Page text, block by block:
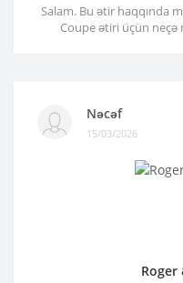
Salam. Bu ətir haqqında
Coupe ətiri üçün neçə
Nəcəf
15/03/2026
Roger